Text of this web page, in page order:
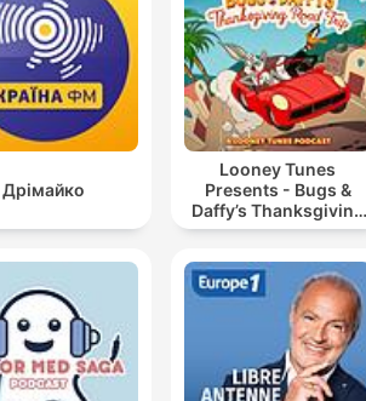
Дрімайко
Looney Tunes
Presents - Bugs &
Daffy’s Thanksgiving
Road Trip